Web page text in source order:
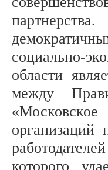
социально-
области
между
организаций
которого